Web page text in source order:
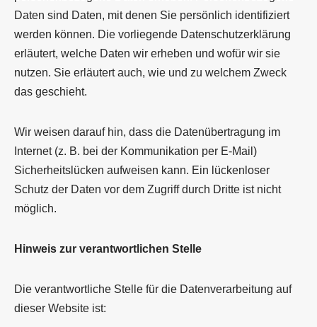
Daten sind Daten, mit denen Sie persönlich identifiziert
werden können. Die vorliegende Datenschutzerklärung
erläutert, welche Daten wir erheben und wofür wir sie
nutzen. Sie erläutert auch, wie und zu welchem Zweck
das geschieht.
Wir weisen darauf hin, dass die Datenübertragung im
Internet (z. B. bei der Kommunikation per E-Mail)
Sicherheitslücken aufweisen kann. Ein lückenloser
Schutz der Daten vor dem Zugriff durch Dritte ist nicht
möglich.
Hinweis zur verantwortlichen Stelle
Die verantwortliche Stelle für die Datenverarbeitung auf
dieser Website ist: